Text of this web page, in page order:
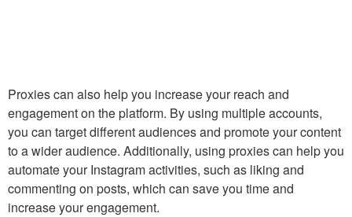
Proxies can also help you increase your reach and
engagement on the platform. By using multiple accounts,
you can target different audiences and promote your content
to a wider audience. Additionally, using proxies can help you
automate your Instagram activities, such as liking and
commenting on posts, which can save you time and
increase your engagement.